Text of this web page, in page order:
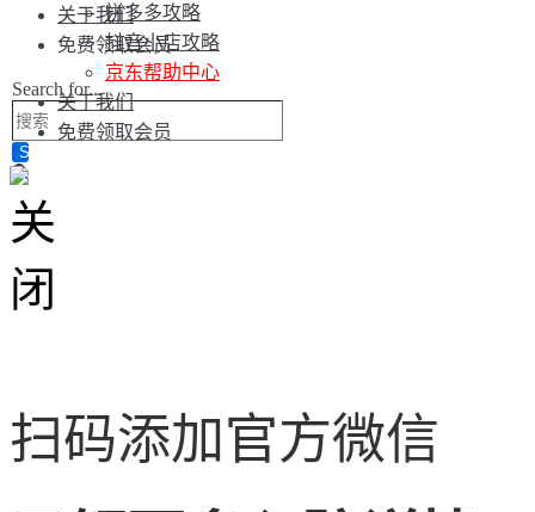
关于我们
免费领取会员
Search for...
拼多多攻略
抖音小店攻略
京东帮助中心
关于我们
免费领取会员
扫码添加官方微信